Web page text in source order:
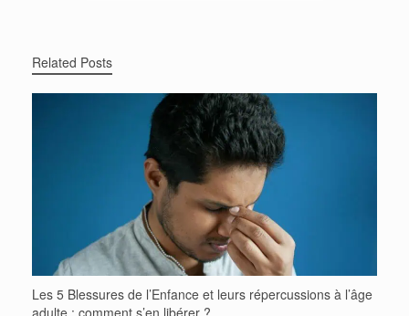
Related Posts
Les 5 Blessures de l’Enfance et leurs répercussions à l’âge
adulte : comment s’en libérer ?